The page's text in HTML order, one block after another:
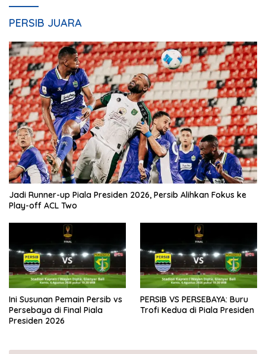
PERSIB JUARA
Jadi Runner-up Piala Presiden 2026, Persib Alihkan Fokus ke
Play-off ACL Two
Ini Susunan Pemain Persib vs
Persebaya di Final Piala
Presiden 2026
PERSIB VS PERSEBAYA: Buru
Trofi Kedua di Piala Presiden